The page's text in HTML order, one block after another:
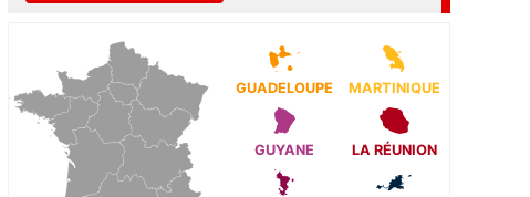
GUADELOUPE MARTINIQUE
GUYANE LA RÉUNION